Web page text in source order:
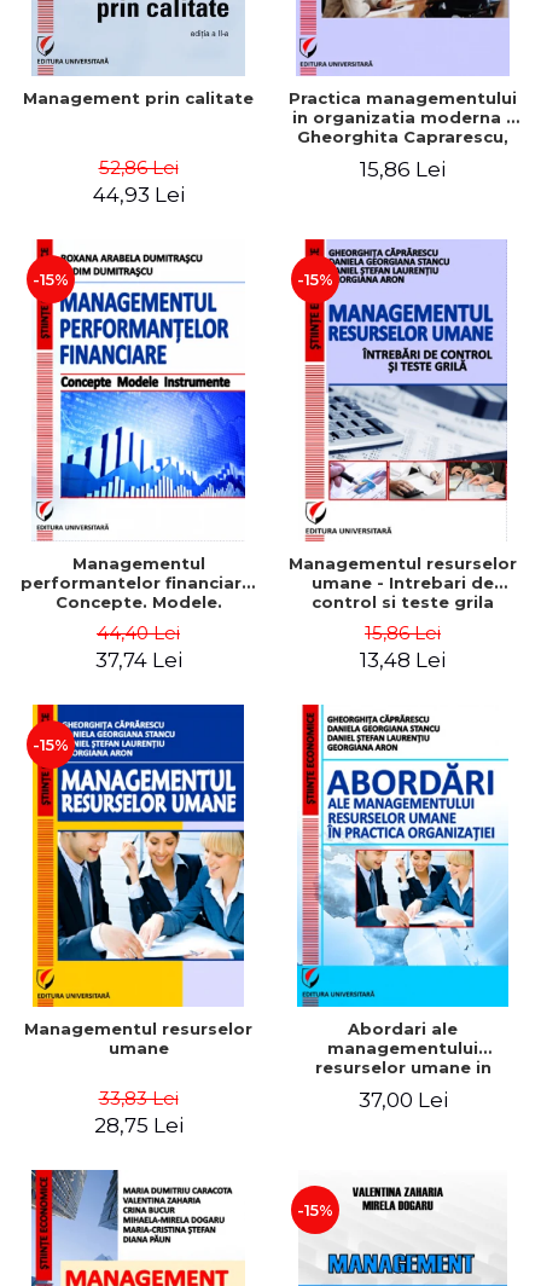
Management prin calitate
52,86 Lei
44,93 Lei
Practica managementului
in organizatia moderna -
Gheorghita Caprarescu,
Georgiana Aron
15,86 Lei
-15%
Managementul
performantelor financiare.
Concepte. Modele.
44,40 Lei
37,74 Lei
-15%
Managementul resurselor
umane - Intrebari de
control si teste grila
15,86 Lei
13,48 Lei
-15%
Managementul resurselor
umane
33,83 Lei
28,75 Lei
Abordari ale
managementului
resurselor umane in
37,00 Lei
-15%